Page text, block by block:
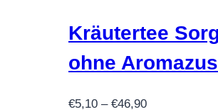
Kräutertee
ohne
€5,10 – €46,90Preisspanne: